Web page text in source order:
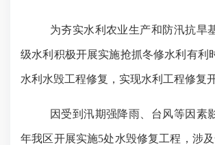
为夯实水利农业生产和防汛抗旱
级水利积极开展实施抢抓冬修水利有利
水利水毁工程修复，实现水利工程修复
因受到汛期强降雨、台风等因素
年我区开展实施5处水毁修复工程，涉